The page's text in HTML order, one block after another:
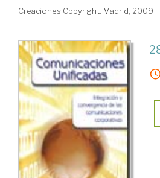
Creaciones Cppyright. Madrid, 2009